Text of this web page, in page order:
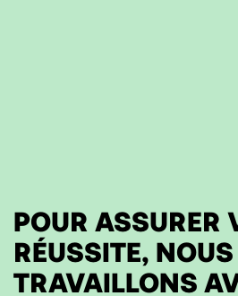
POUR ASSURER
RÉUSSITE, NOUS
TRAVAILLONS